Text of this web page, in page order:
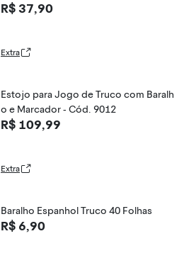
R$ 37,90
Extra
Estojo para Jogo de Truco com Baralh
o e Marcador - Cód. 9012
R$ 109,99
Extra
Baralho Espanhol Truco 40 Folhas
R$ 6,90